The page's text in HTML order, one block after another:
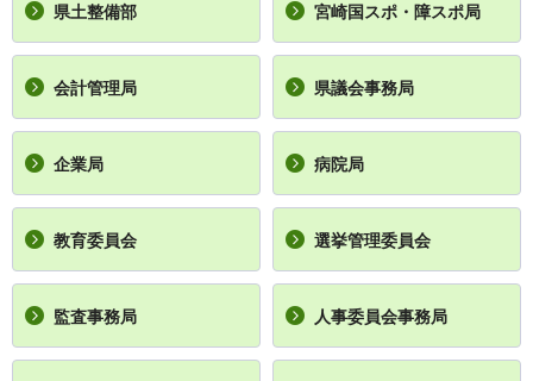
県土整備部 宮崎国スポ・障スポ局
会計管理局 県議会事務局
企業局 病院局
教育委員会 選挙管理委員会
監査事務局 人事委員会事務局